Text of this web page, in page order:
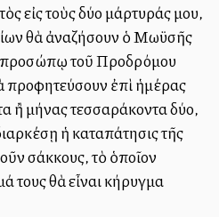
εἰς τοὺς δύο μάρτυράς μου,
θὰ ἀναζήσουν ὁ Μωϋσῆς
τοῦ Προδρόμου
προφητεύσουν ἐπὶ ἡμέρας
ἢ μήνας τεσσαράκοντα δύο,
ἡ καταπάτησις τῆς
σάκκους, τὸ ὁποῖον
τους θὰ εἶναι κήρυγμα